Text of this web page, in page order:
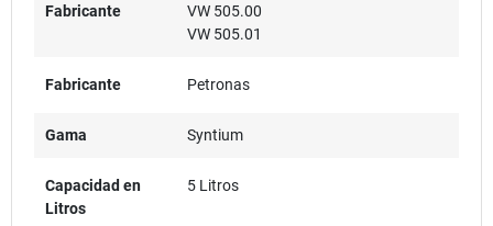
Fabricante
VW 505.00
VW 505.01
Fabricante Petronas
Gama Syntium
Capacidad en
Litros
5 Litros